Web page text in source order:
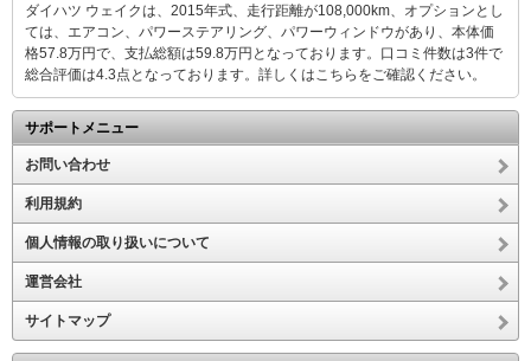
ダイハツ ウェイクは、2015年式、走行距離が108,000km、オプションとし
ては、エアコン、パワーステアリング、パワーウィンドウがあり、本体価
格57.8万円で、支払総額は59.8万円となっております。口コミ件数は3件で
総合評価は4.3点となっております。 詳しくはこちらをご確認ください。
サポートメニュー
お問い合わせ
利用規約
個人情報の取り扱いについて
運営会社
サイトマップ